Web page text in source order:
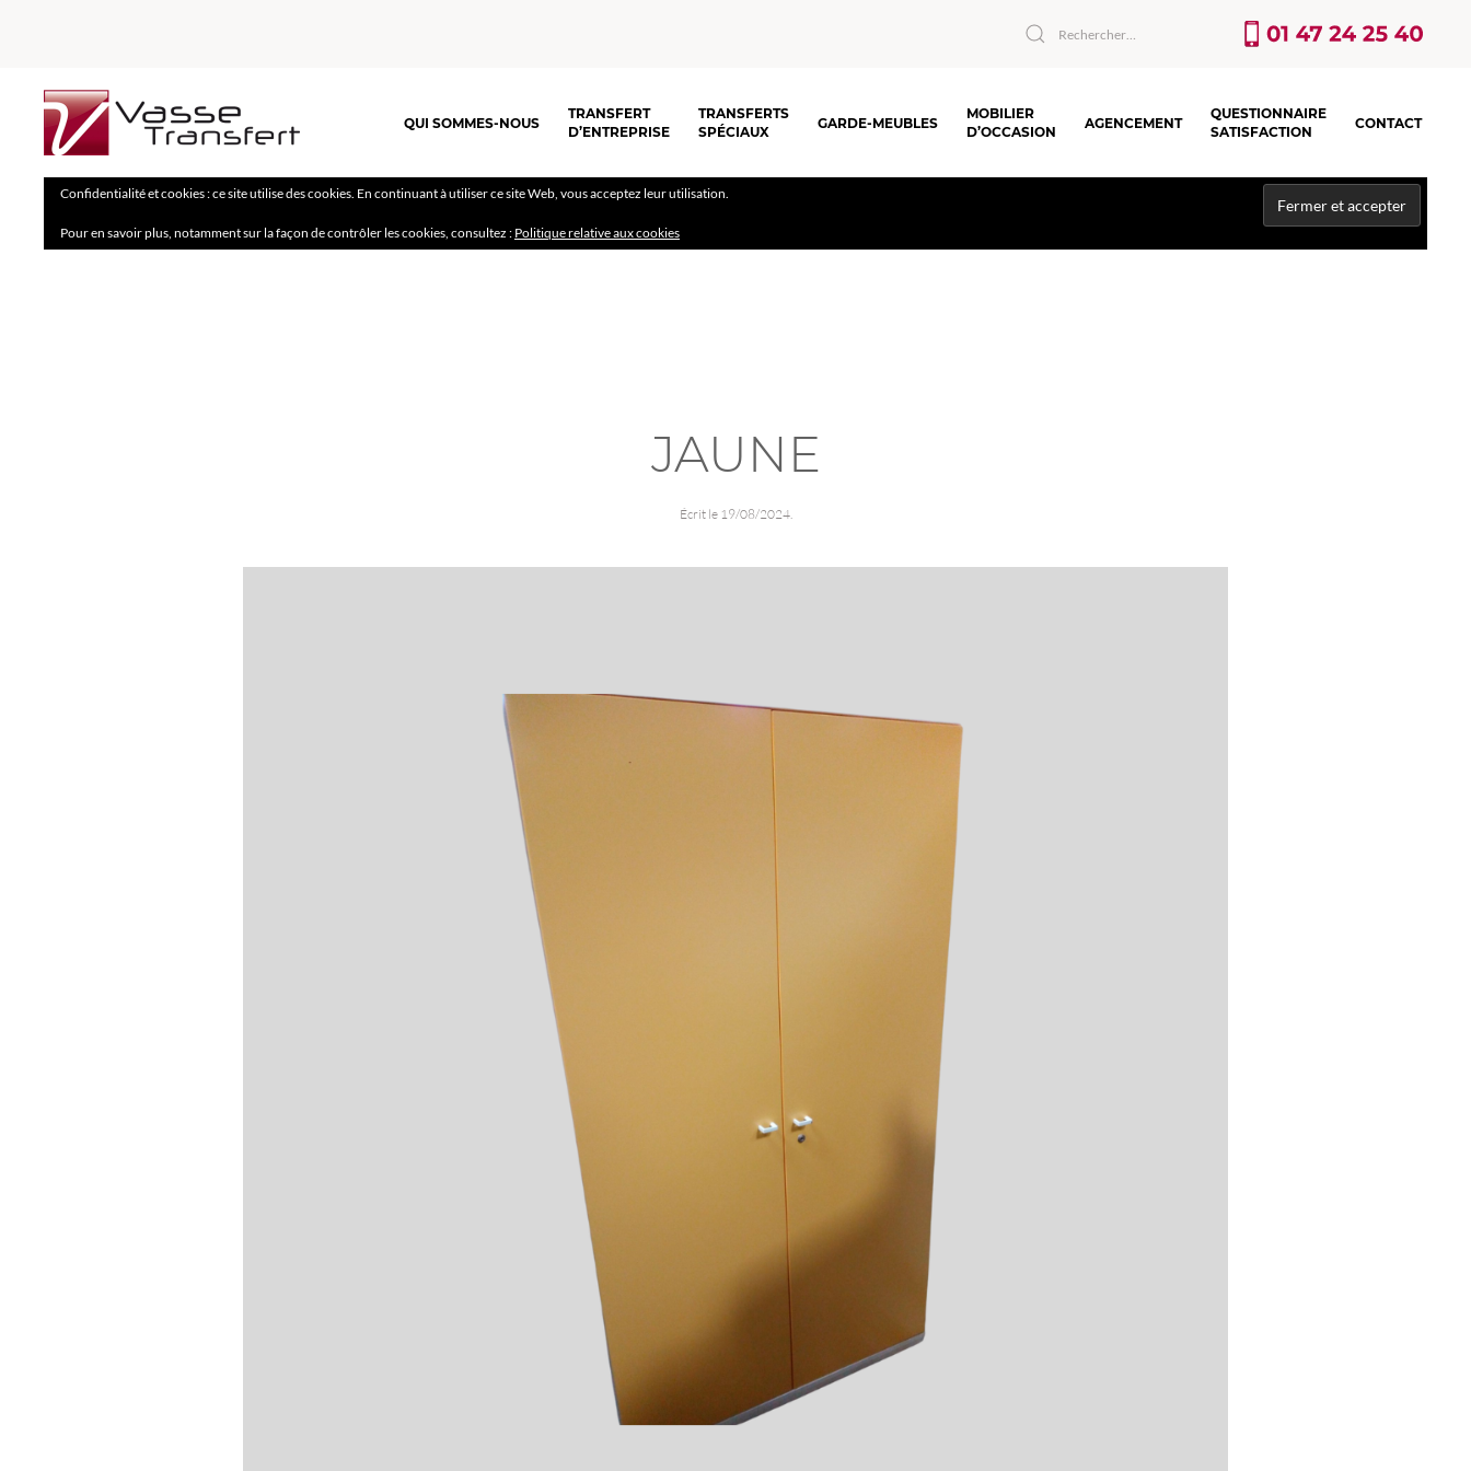
QUI SOMMES-NOUS
TRANSFERT
D’ENTREPRISE
TRANSFERTS
SPÉCIAUX
GARDE-MEUBLES
MOBILIER
D’OCCASION
AGENCEMENT
QUESTIONNAIRE
SATISFACTION
CONTACT
Confidentialité et cookies : ce site utilise des cookies. En continuant à utiliser ce site Web, vous acceptez leur utilisation.
Pour en savoir plus, notamment sur la façon de contrôler les cookies, consultez : Politique relative aux cookies
JAUNE
Écrit le 19/08/2024.